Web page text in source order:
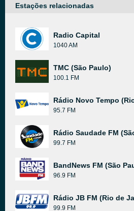
Estações relacionadas
Radio Capital
1040 AM
TMC (São Paulo)
100.1 FM
Rádio Novo Tempo
95.7 FM
Rádio Saudade FM
99.7 FM
BandNews FM (São
96.9 FM
Rádio JB FM (Rio de
99.9 FM